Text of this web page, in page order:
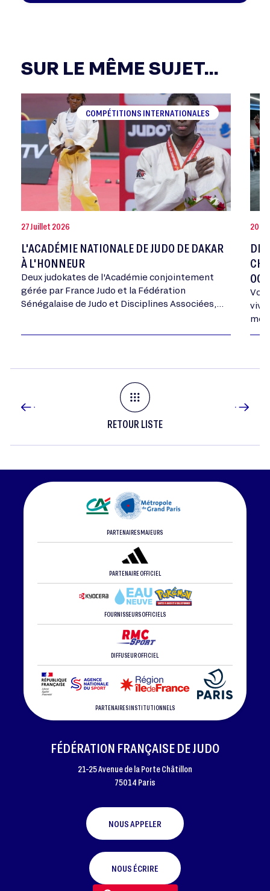
SUR LE MÊME SUJET...
COMPÉTITIONS INTERNATIONALES
27 Juillet 2026
L'ACADÉMIE NATIONALE DE JUDO DE DAKAR
À L'HONNEUR
Deux judokates de l'Académie conjointement
gérée par France Judo et la Fédération
Sénégalaise de Judo et Disciplines Associées,
20
RETOUR LISTE
PARTENAIRES MAJEURS
PARTENAIRE OFFICIEL
FOURNISSEURS OFFICIELS
DIFFUSEUR OFFICIEL
PARTENAIRES INSTITUTIONNELS
FÉDÉRATION FRANÇAISE DE JUDO
21-25 Avenue de la Porte Châtillon
75014 Paris
NOUS APPELER
NOUS ÉCRIRE